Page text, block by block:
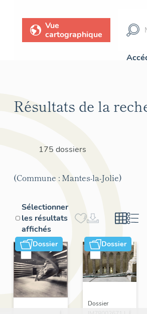
Vue
cartographique
Résultats de la
175 dossiers
(Commune : Mantes-la-Jolie)
Sélectionner
les résultats
affichés
Dossier Dossier
Dossier